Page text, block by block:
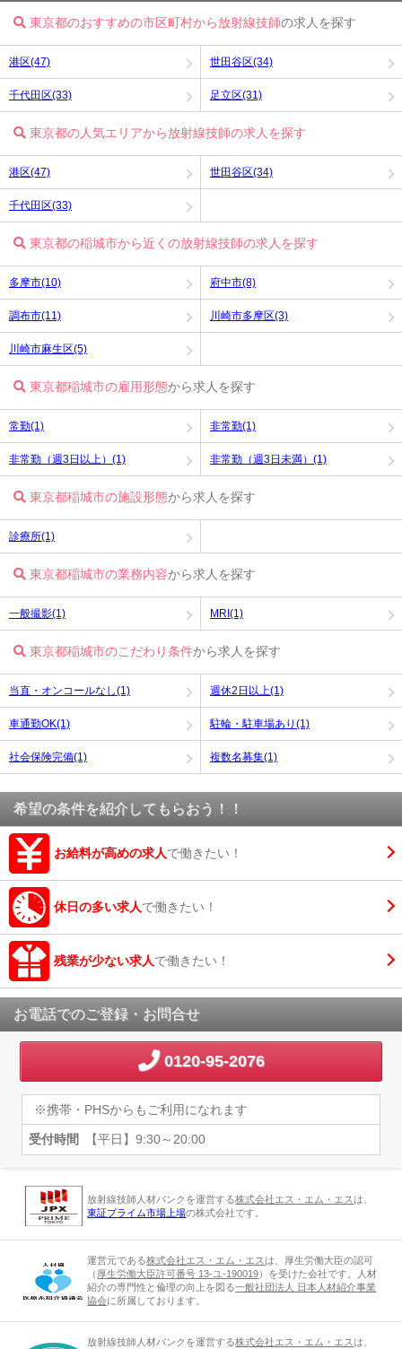
東京都のおすすめの市区町村から放射線技師の求人を探す
港区(47) 世田谷区(34)
千代田区(33) 足立区(31)
東京都の人気エリアから放射線技師の求人を探す
港区(47) 世田谷区(34)
千代田区(33)
東京都の稲城市から近くの放射線技師の求人を探す
多摩市(10) 府中市(8)
調布市(11) 川崎市多摩区(3)
川崎市麻生区(5)
東京都稲城市の雇用形態から求人を探す
常勤(1) 非常勤(1)
非常勤（週3日以上）(1) 非常勤（週3日未満）(1)
東京都稲城市の施設形態から求人を探す
診療所(1)
東京都稲城市の業務内容から求人を探す
一般撮影(1) MRI(1)
東京都稲城市のこだわり条件から求人を探す
当直・オンコールなし(1) 週休2日以上(1)
車通勤OK(1) 駐輪・駐車場あり(1)
社会保険完備(1) 複数名募集(1)
希望の条件を紹介してもらおう！！
お給料が高めの求人で働きたい！
休日の多い求人で働きたい！
残業が少ない求人で働きたい！
お電話でのご登録・お問合せ
0120-95-2076
※携帯・PHSからもご利用になれます
受付時間 【平日】9:30～20:00
放射線技師人材バンクを運営する株式会社エス・エム・エスは、
東証プライム市場上場の株式会社です。
運営元である株式会社エス・エム・エスは、厚生労働大臣の認可
（ 厚生労働大臣許可番号 13-ユ-190019）を受けた会社です。人材
紹介の専門性と倫理の向上を図る一般社団法人 日本人材紹介事業
協会に所属しております。
放射線技師人材バンクを運営する株式会社エス・エム・エスは、